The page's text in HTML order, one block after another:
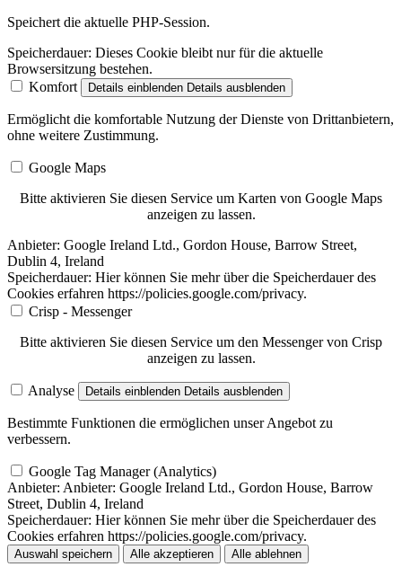
Speichert die aktuelle PHP-Session.
Speicherdauer: Dieses Cookie bleibt nur für die aktuelle
Browsersitzung bestehen.
Komfort
Details einblenden Details ausblenden
Ermöglicht die komfortable Nutzung der Dienste von Drittanbietern,
ohne weitere Zustimmung.
Google Maps
Bitte aktivieren Sie diesen Service um Karten von Google Maps
anzeigen zu lassen.
Anbieter: Google Ireland Ltd., Gordon House, Barrow Street,
Dublin 4, Ireland
Speicherdauer: Hier können Sie mehr über die Speicherdauer des
Cookies erfahren https://policies.google.com/privacy.
Crisp - Messenger
Bitte aktivieren Sie diesen Service um den Messenger von Crisp
anzeigen zu lassen.
Analyse Details einblenden Details ausblenden
Bestimmte Funktionen die ermöglichen unser Angebot zu
verbessern.
Google Tag Manager (Analytics)
Anbieter: Anbieter: Google Ireland Ltd., Gordon House, Barrow
Street, Dublin 4, Ireland
Speicherdauer: Hier können Sie mehr über die Speicherdauer des
Cookies erfahren https://policies.google.com/privacy.
Auswahl speichern Alle akzeptieren Alle ablehnen